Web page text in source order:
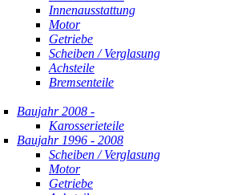
Innenausstattung
Motor
Getriebe
Scheiben / Verglasung
Achsteile
Bremsenteile
Baujahr 2008 -
Karosserieteile
Baujahr 1996 - 2008
Scheiben / Verglasung
Motor
Getriebe